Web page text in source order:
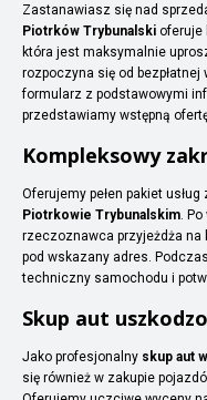
Zastanawiasz się nad
Piotrków Trybunalski oferuje
która jest maksymalnie
rozpoczyna się od bezpłatnej
formularz z podstawowymi
przedstawiamy wstępną
Kompleksowy
Oferujemy pełen pakiet
Piotrkowie Trybunalskim.
rzeczoznawca przyjeżdża na
pod wskazany adres.
techniczny samochodu i
Skup aut
Jako profesjonalny skup aut
się również w zakupie